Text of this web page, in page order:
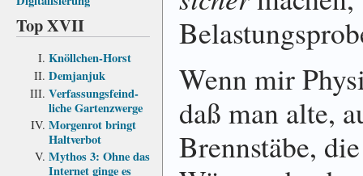
Top XVII
Knöllchen-Horst
Demjanjuk
Verfassungs­feind­
liche Garten­zwerge
Morgenrot bringt
Haltverbot
Mythos 3: Ohne das
Internet ginge es
Wenn mir
daß man alte,
Brennstäbe,